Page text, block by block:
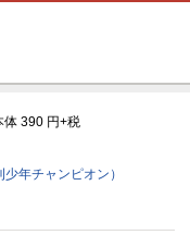
体 390 円+税
年チャンピオン）